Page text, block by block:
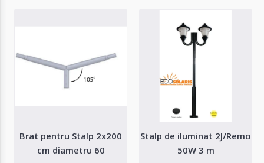
Brat pentru Stalp 2x200
cm diametru 60
Stalp de iluminat 2J/Remo
50W 3 m